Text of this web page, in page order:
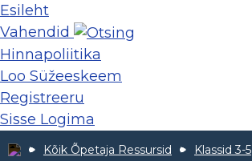
Esileht
Vahendid
Hinnapoliitika
Loo Süžeeskeem
Registreeru
Sisse Logima
Kõik Õpetaja Ressursid Klassid 3-5